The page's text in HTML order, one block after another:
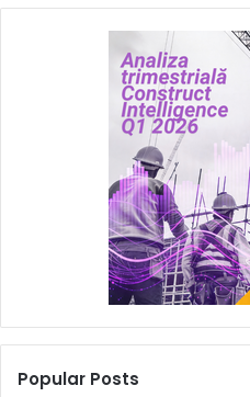
Popular Posts